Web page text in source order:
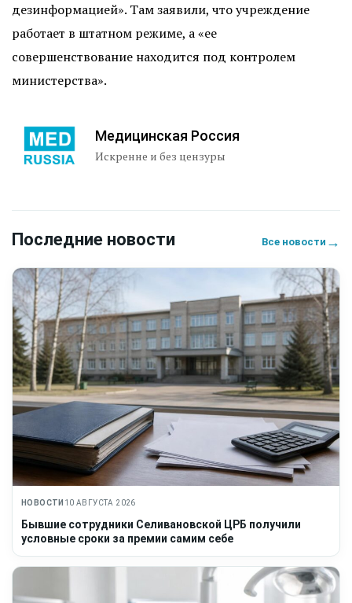
дезинформацией». Там заявили, что учреждение
работает в штатном режиме, а «ее
совершенствование находится под контролем
министерства».
Медицинская Россия
Искренне и без цензуры
Последние новости Все новости →
НОВОСТИ 10 АВГУСТА 2026
Бывшие сотрудники Селивановской ЦРБ получили
условные сроки за премии самим себе